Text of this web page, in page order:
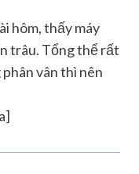
hôm, thấy máy
trâu. Tổng thể rất
vân thì nên